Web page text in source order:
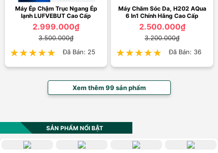
Máy Ép Chậm Trục Ngang Ép
lạnh LUFVEBUT Cao Cấp
2.999.000₫
3.500.000₫
★★★★★
★★★★★ Đã Bán: 25
Máy Chăm Sóc Da, H202 AQua
6 In1 Chính Hãng Cao Cấp
2.500.000₫
3.200.000₫
★★★★★
★★★★★ Đã Bán: 36
Xem thêm 99 sản phẩm
SẢN PHẨM NỔI BẬT